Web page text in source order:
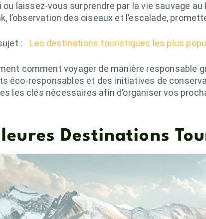
ou laissez-vous surprendre par la vie sauvage
l’observation des oiseaux et l’escalade,
: Les destinations touristiques les plus
comment voyager de manière responsable
éco-responsables et des initiatives de
les clés nécessaires afin d’organiser vos
Destinations